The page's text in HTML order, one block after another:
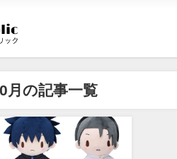
月の記事一覧